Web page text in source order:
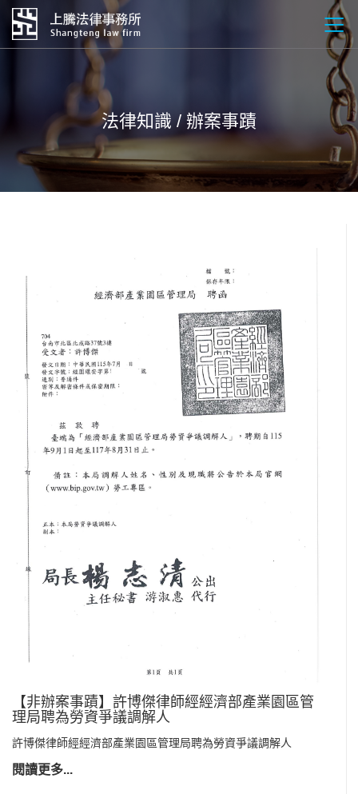
法律知識 / 辦案事蹟
【非辦案事蹟】許博傑律師經經濟部產業園區管
理局聘為勞資爭議調解人
許博傑律師經經濟部產業園區管理局聘為勞資爭議調解人
閱讀更多...